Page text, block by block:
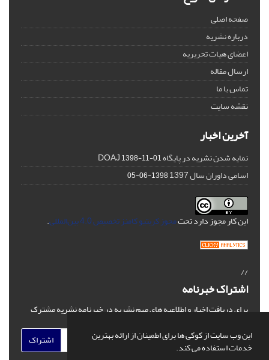
این وب سایت از کوکی ها برای اطمینان از ارائه بهترین
خدمات استفاده می کند.
صفحه اصلی
درباره نشریه
اعضای هیات تحریریه
ارسال مقاله
تماس با ما
نقشه سایت
آخرین اخبار
نمایه شدن نشریه در پایگاه DOAJ1398-11-01
اسامی داوران سال 1397 1398-06-05
این کار مجوز دارد تحتمجوز کریتیو کامنز تخصیص 4.0 بین‌المللی .
//
اشتراک خبرنامه
برای دریافت اخبار و اطلاعیه های مهم نشریه در خبرنامه نشریه مشترک
اشتراک